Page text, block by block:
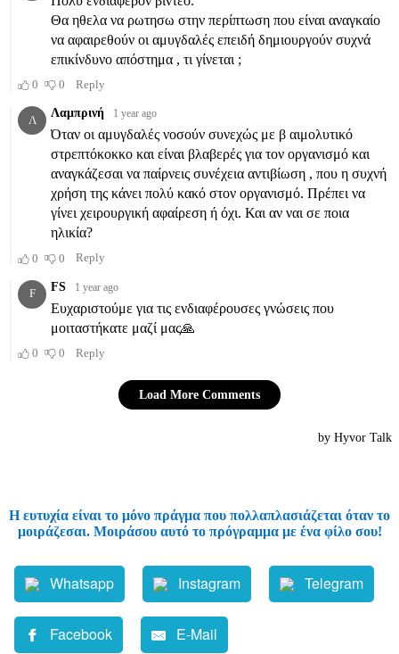
Η ευτυχία είναι το μόνο πράγμα που πολλαπλασιάζεται όταν το
μοιράζεσαι. Μοιράσου αυτό το πρόγραμμα με ένα φίλο σου!
Whatsapp Instagram Telegram
Facebook E-Mail